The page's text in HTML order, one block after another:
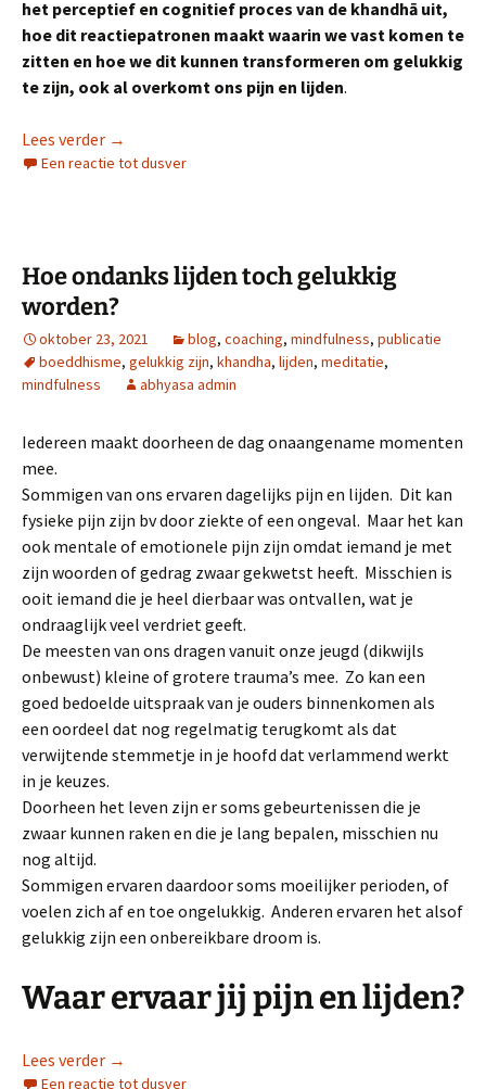
het perceptief en cognitief proces van de khandhā uit,
hoe dit reactiepatronen maakt waarin we vast komen te
zitten en hoe we dit kunnen transformeren om gelukkig
te zijn, ook al overkomt ons pijn en lijden.
Lees verder Life sucks. Why?
→
Een reactie tot dusver
Hoe ondanks lijden toch gelukkig
worden?
oktober 23, 2021 blog, coaching, mindfulness, publicatie
boeddhisme, gelukkig zijn, khandha, lijden, meditatie,
mindfulness
abhyasa admin
Iedereen maakt doorheen de dag onaangename momenten
mee.
Sommigen van ons ervaren dagelijks pijn en lijden. Dit kan
fysieke pijn zijn bv door ziekte of een ongeval. Maar het kan
ook mentale of emotionele pijn zijn omdat iemand je met
zijn woorden of gedrag zwaar gekwetst heeft. Misschien is
ooit iemand die je heel dierbaar was ontvallen, wat je
ondraaglijk veel verdriet geeft.
De meesten van ons dragen vanuit onze jeugd (dikwijls
onbewust) kleine of grotere trauma’s mee. Zo kan een
goed bedoelde uitspraak van je ouders binnenkomen als
een oordeel dat nog regelmatig terugkomt als dat
verwijtende stemmetje in je hoofd dat verlammend werkt
in je keuzes.
Doorheen het leven zijn er soms gebeurtenissen die je
zwaar kunnen raken en die je lang bepalen, misschien nu
nog altijd.
Sommigen ervaren daardoor soms moeilijker perioden, of
voelen zich af en toe ongelukkig. Anderen ervaren het alsof
gelukkig zijn een onbereikbare droom is.
Waar ervaar jij pijn en lijden?
Lees verder Hoe ondanks lijden toch gelukkig worden?
→
Een reactie tot dusver